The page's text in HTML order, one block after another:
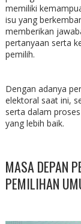
memiliki
isu yang
memberikan
pertanyaan serta
pemilih.
Dengan adanya
elektoral saat ini,
serta dalam
yang lebih baik.
MASA DEPAN
PEMILIHAN